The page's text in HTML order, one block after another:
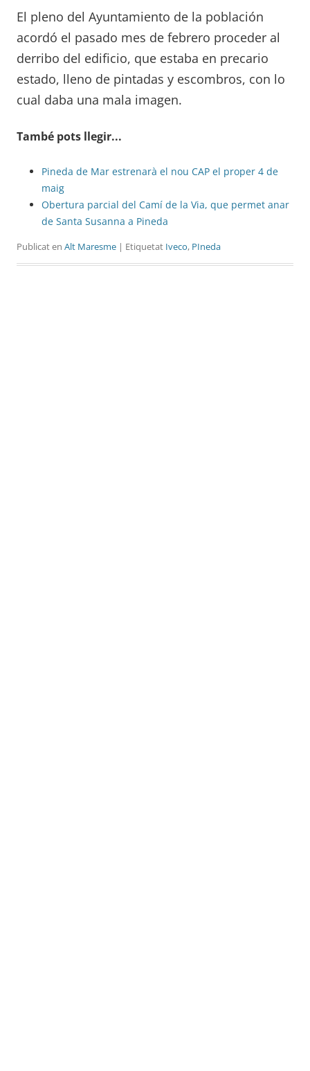
El pleno del Ayuntamiento de la población
acordó el pasado mes de febrero proceder al
derribo del edificio, que estaba en precario
estado, lleno de pintadas y escombros, con lo
cual daba una mala imagen.
També pots llegir...
Pineda de Mar estrenarà el nou CAP el proper 4 de
maig
Obertura parcial del Camí de la Via, que permet anar
de Santa Susanna a Pineda
Publicat en Alt Maresme | Etiquetat Iveco, PIneda